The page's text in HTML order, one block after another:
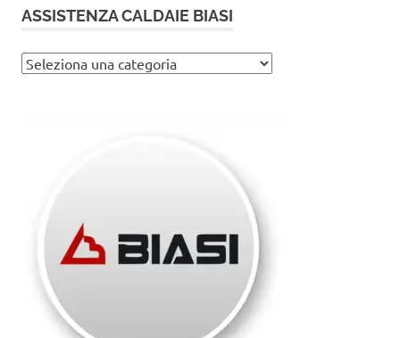
ASSISTENZA CALDAIE BIASI
Assistenza